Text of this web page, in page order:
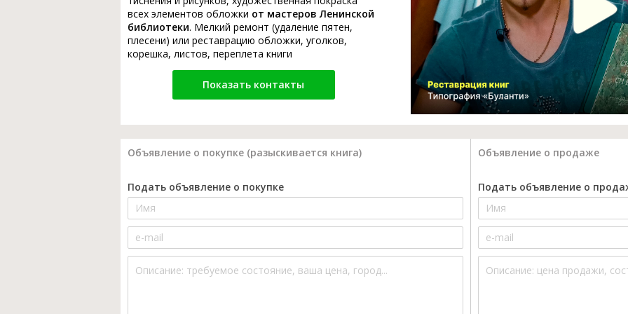
всех элементов обложки от мастеров Ленинской
библиотеки. Мелкий ремонт (удаление пятен,
плесени) или реставрацию обложки, уголков,
корешка, листов, переплета книги
Показать контакты
Объявление о покупке (разыскивается книга) Объявление о продаже
Подать объявление о покупке Подать объявление о